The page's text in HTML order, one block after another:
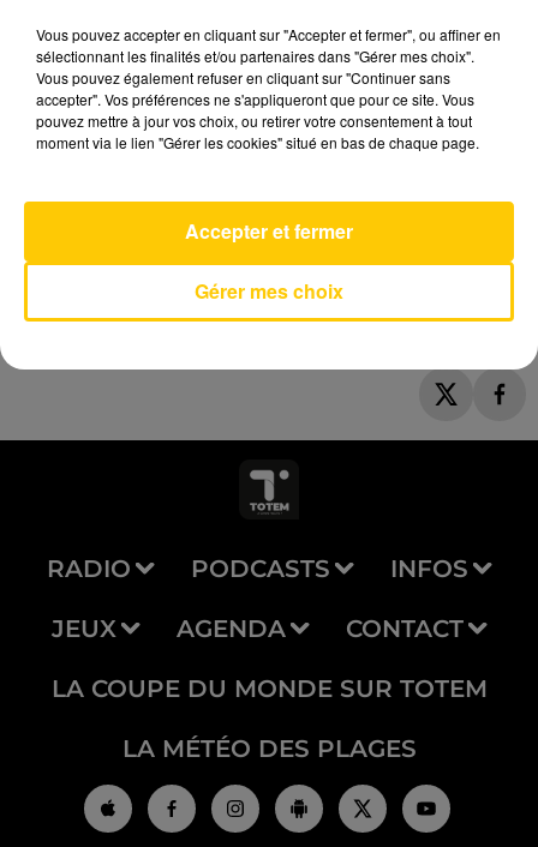
Bonne Nouvelle
AVEYRON NORD
RADIO PODCASTS INFOS
JEUX AGENDA CONTACT
LA COUPE DU MONDE SUR TOTEM
LA MÉTÉO DES PLAGES
Vous pouvez accepter en cliquant sur "Accepter et fermer", ou affiner en
sélectionnant les finalités et/ou partenaires dans "Gérer mes choix".
Vous pouvez également refuser en cliquant sur "Continuer sans
accepter". Vos préférences ne s'appliqueront que pour ce site. Vous
pouvez mettre à jour vos choix, ou retirer votre consentement à tout
moment via le lien "Gérer les cookies" situé en bas de chaque page.
Gérer mes choix
Accepter et fermer